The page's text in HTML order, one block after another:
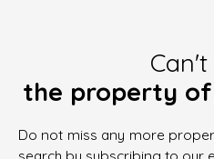
the property
Do not miss any more